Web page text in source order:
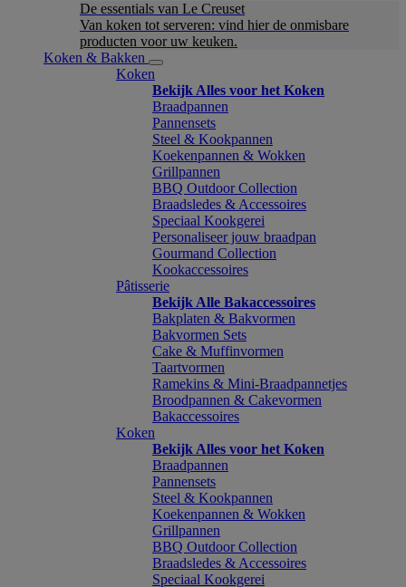
De essentials van Le Creuset
Van koken tot serveren: vind hier de onmisbare
producten voor uw keuken.
Koken & Bakken
Koken
Bekijk Alles voor het Koken
Braadpannen
Pannensets
Steel & Kookpannen
Koekenpannen & Wokken
Grillpannen
BBQ Outdoor Collection
Braadsledes & Accessoires
Speciaal Kookgerei
Personaliseer jouw braadpan
Gourmand Collection
Kookaccessoires
Pâtisserie
Bekijk Alle Bakaccessoires
Bakplaten & Bakvormen
Bakvormen Sets
Cake & Muffinvormen
Taartvormen
Ramekins & Mini-Braadpannetjes
Broodpannen & Cakevormen
Bakaccessoires
Koken
Bekijk Alles voor het Koken
Braadpannen
Pannensets
Steel & Kookpannen
Koekenpannen & Wokken
Grillpannen
BBQ Outdoor Collection
Braadsledes & Accessoires
Speciaal Kookgerei